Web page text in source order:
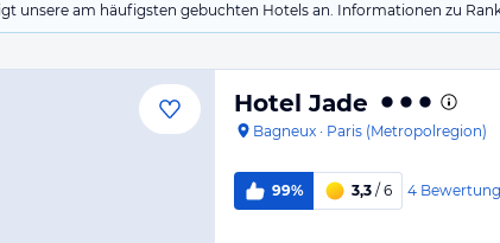
unsere am häufigsten gebuchten Hotels an. Informationen zu
Hotel Jade
Bagneux · Paris (Metropolregion)
99% 3,3 / 6 4